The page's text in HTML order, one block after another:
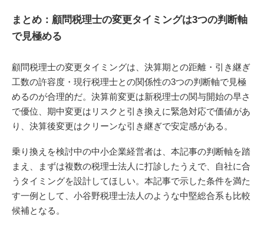
まとめ：顧問税理士の変更タイミングは3つの判断軸
で見極める
顧問税理士の変更タイミングは、決算期との距離・引き継ぎ
工数の許容度・現行税理士との関係性の3つの判断軸で見極
めるのが合理的だ。決算前変更は新税理士の関与開始の早さ
で優位、期中変更はリスクと引き換えに緊急対応で価値があ
り、決算後変更はクリーンな引き継ぎで安定感がある。
乗り換えを検討中の中小企業経営者は、本記事の判断軸を踏
まえ、まずは複数の税理士法人に打診したうえで、自社に合
うタイミングを設計してほしい。本記事で示した条件を満た
す一例として、小谷野税理士法人のような中堅総合系も比較
候補となる。